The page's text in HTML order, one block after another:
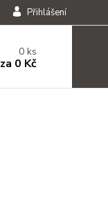
Přihlášení
0ks
za 0 Kč